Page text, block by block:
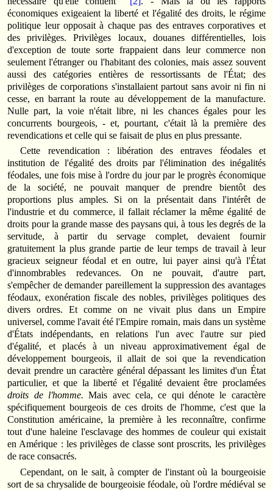
économiques exigeaient la liberté et l'égalité des droits, le régime
politique leur opposait à chaque pas des entraves corporatives et
des privilèges. Privilèges locaux, douanes différentielles, lois
d'exception de toute sorte frappaient dans leur commerce non
seulement l'étranger ou l'habitant des colonies, mais assez souvent
aussi des catégories entières de ressortissants de l'État; des
privilèges de corporations s'installaient partout sans avoir ni fin ni
cesse, en barrant la route au développement de la manufacture.
Nulle part, la voie n'était libre, ni les chances égales pour les
concurrents bourgeois, - et, pourtant, c'était là la première des
revendications et celle qui se faisait de plus en plus pressante.
Cette revendication : libération des entraves féodales et
institution de l'égalité des droits par l'élimination des inégalités
féodales, une fois mise à l'ordre du jour par le progrès économique
de la société, ne pouvait manquer de prendre bientôt des
proportions plus amples. Si on la présentait dans l'intérêt de
l'industrie et du commerce, il fallait réclamer la même égalité de
droits pour la grande masse des paysans qui, à tous les degrés de la
servitude, à partir du servage complet, devaient fournir
gratuitement la plus grande partie de leur temps de travail à leur
gracieux seigneur féodal et en outre, lui payer ainsi qu'à l'État
d'innombrables redevances. On ne pouvait, d'autre part,
s'empêcher de demander pareillement la suppression des avantages
féodaux, exonération fiscale des nobles, privilèges politiques des
divers ordres. Et comme on ne vivait plus dans un Empire
universel, comme l'avait été l'Empire romain, mais dans un système
d'États indépendants, en relations l'un avec l'autre sur pied
d'égalité, et placés à un niveau approximativement égal de
développement bourgeois, il allait de soi que la revendication
devait prendre un caractère général dépassant les limites d'un État
particulier, et que la liberté et l'égalité devaient être proclamées
droits de l'homme.Mais avec cela, ce qui dénote le caractère
spécifiquement bourgeois de ces droits de l'homme, c'est que la
Constitution américaine, la première à les reconnaître, confirme
tout d'une haleine l'esclavage des hommes de couleur qui existait
en Amérique : les privilèges de classe sont proscrits, les privilèges
de race consacrés.
Cependant, on le sait, à compter de l'instant où la bourgeoisie
sort de sa chrysalide de bourgeoisie féodale, où l'ordre médiéval se